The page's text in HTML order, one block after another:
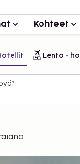
Kohteet
Lento +